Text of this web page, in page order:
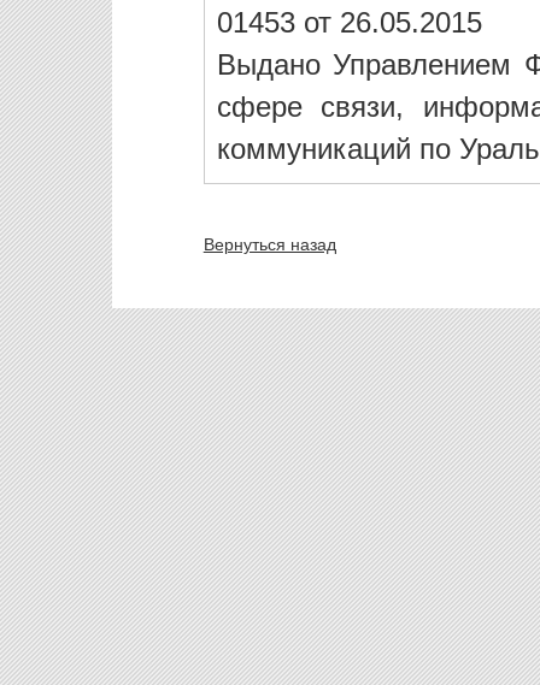
01453 от 26.05.2015
Выдано Управлением
сфере связи,
коммуникаций по
Вернуться назад